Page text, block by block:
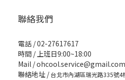
聯絡我們
電話 / 02-27617617
時間 / 上班日9:00~18:00
Mail / ohcool.service@gmail.com
聯絡地址 /台北市內湖區瑞光路335號4